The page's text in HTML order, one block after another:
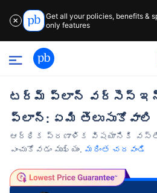
✕
Get all your policies, benefits &
only features
టర్మ్ ప్లాన్ వర్సెస్
ప్లాన్: ఏమి తెలుసుకోవాలి
ఆర్థిక ప్రణాళిక విషయానికి
ఎంచుకోవడం ముఖ్యం. మరింత చదవండి